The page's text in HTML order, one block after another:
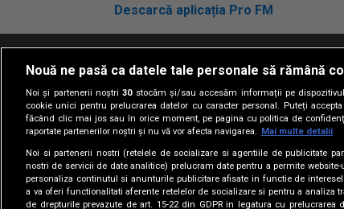
Descarcă aplicația Pro FM
Termeni si conditii Politica de
Nouă ne pasă ca datele tale personale să rămână
Noi și partenerii noștri30stocăm și/sau accesăm informații pe
cookie unici pentru prelucrarea datelor cu caracter personal. Puteți
făcând clic mai jos sau în orice moment, pe pagina cu politica de
raportate partenerilor noștri și nu vă vor afecta navigarea. Mai multe detalii
Noi si partenerii nostri (retelele de socializare si agentiile de publicitate
nostri de servicii de date analitice) prelucram date pentru a permite
personaliza continutul si anunturile publicitare afisate in functie de
a va oferi functionalitati aferente retelelor de socializare si pentru a analiza
de drepturile prevazute de art. 15-22 din GDPR in legatura cu prelucrarea